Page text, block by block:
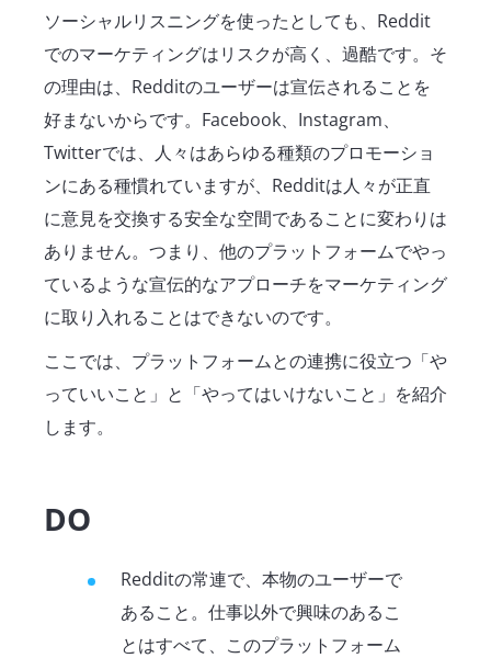
ソーシャルリスニングを使ったとしても、Reddit
でのマーケティングはリスクが高く、過酷です。そ
の理由は、Redditのユーザーは宣伝されることを
好まないからです。Facebook、Instagram、
Twitterでは、人々はあらゆる種類のプロモーショ
ンにある種慣れていますが、Redditは人々が正直
に意見を交換する安全な空間であることに変わりは
ありません。つまり、他のプラットフォームでやっ
ているような宣伝的なアプローチをマーケティング
に取り入れることはできないのです。
ここでは、プラットフォームとの連携に役立つ「や
っていいこと」と「やってはいけないこと」を紹介
します。
DO
Redditの常連で、本物のユーザーで
あること。仕事以外で興味のあるこ
とはすべて、このプラットフォーム